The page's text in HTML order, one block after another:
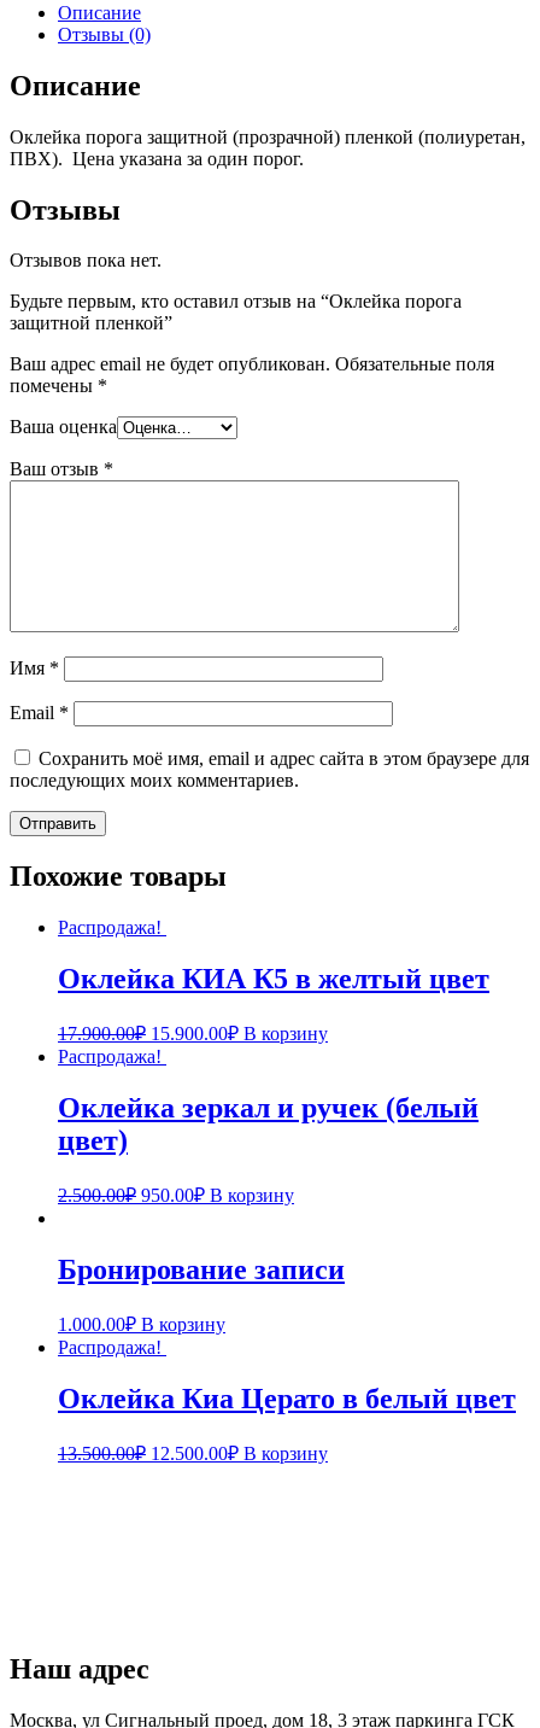
Описание
Отзывы (0)
Описание
Оклейка порога защитной (прозрачной) пленкой (полиуретан,
ПВХ). Цена указана за один порог.
Отзывы
Отзывов пока нет.
Будьте первым, кто оставил отзыв на “Оклейка порога
защитной пленкой”
Ваш адрес email не будет опубликован. Обязательные поля
помечены *
Ваша оценка
Ваш отзыв *
Имя *
Email *
Сохранить моё имя, email и адрес сайта в этом браузере для
последующих моих комментариев.
Похожие товары
Распродажа!
Оклейка КИА К5 в желтый цвет
17.900.00₽ 15.900.00₽ В корзину
Распродажа!
Оклейка зеркал и ручек (белый
цвет)
2.500.00₽ 950.00₽ В корзину
Бронирование записи
1.000.00₽ В корзину
Распродажа!
Оклейка Киа Церато в белый цвет
13.500.00₽ 12.500.00₽ В корзину
Наш адрес
Москва, ул Сигнальный проед, дом 18, 3 этаж паркинга ГСК